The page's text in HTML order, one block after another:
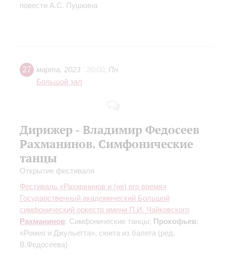
повести А.С. Пушкина
27 марта, 2023 20:00, Пн
Большой зал
Дирижер - Владимир Федосеев
Рахманинов. Симфонические
танцы
Открытие фестиваля
Фестиваль «Рахманинов и (не) его время»
Государственный академический Большой
симфонический оркестр имени П.И. Чайковского
Рахманинов: Симфонические танцы; Прокофьев:
«Ромео и Джульетта», сюита из балета (ред.
В.Федосеева)